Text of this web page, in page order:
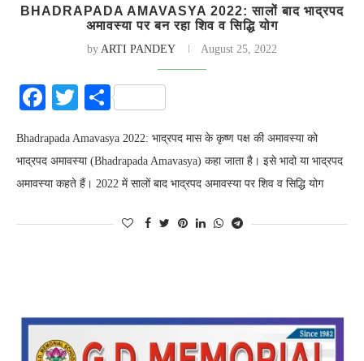
BHADRAPADA AMAVASYA 2022: सालों बाद भाद्रपद
अमावस्या पर बन रहा शिव व सिद्धि योग
by ARTI PANDEY August 25, 2022
Facebook
Twitter
Share
Bhadrapada Amavasya 2022: भाद्रपद मास के कृष्ण पक्ष की अमावस्या को
भाद्रपद अमावस्या (Bhadrapada Amavasya) कहा जाता है। इसे भादो या भाद्रपद
अमावस्या कहते हैं। 2022 में सालों बाद भाद्रपद अमावस्या पर शिव व सिद्धि योग